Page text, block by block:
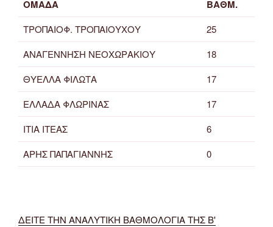
ΟΜΑΔΑ ΒΑΘΜ.
ΤΡΟΠΑΙΟΦ. ΤΡΟΠΑΙΟΥΧΟΥ
25
ΑΝΑΓΕΝΝΗΣΗ ΝΕΟΧΩΡΑΚΙΟΥ
18
ΘΥΕΛΛΑ ΦΙΛΩΤΑ
17
ΕΛΛΑΔΑ ΦΛΩΡΙΝΑΣ
17
ΙΤΙΑ ΙΤΕΑΣ
6
ΑΡΗΣ ΠΑΠΑΓΙΑΝΝΗΣ
0
ΔΕΙΤΕ ΤΗΝ ΑΝΑΛΥΤΙΚΗ ΒΑΘΜΟΛΟΓΙΑ ΤΗΣ Β'